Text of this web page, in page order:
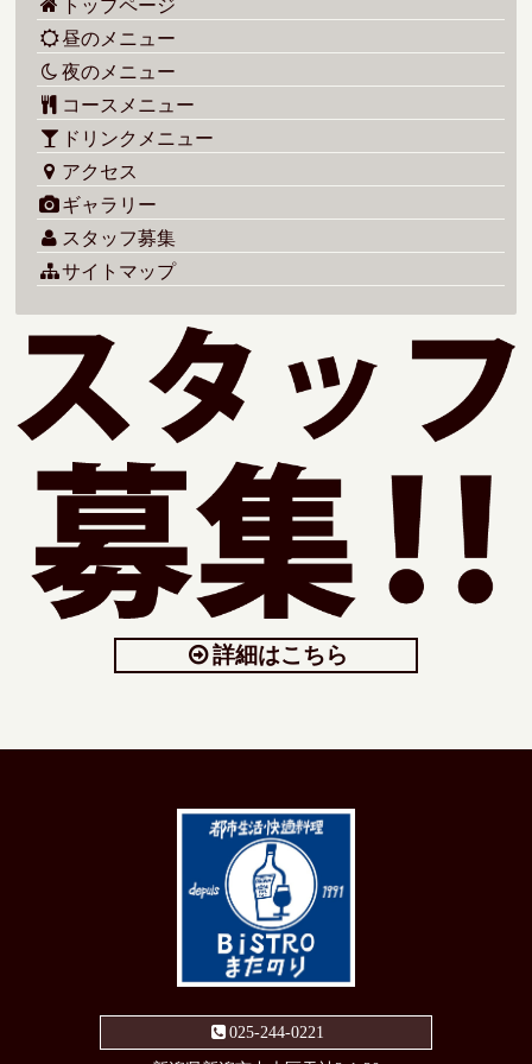
トップページ
昼のメニュー
夜のメニュー
コースメニュー
ドリンクメニュー
アクセス
ギャラリー
スタッフ募集
サイトマップ
詳細はこちら
025-244-0221